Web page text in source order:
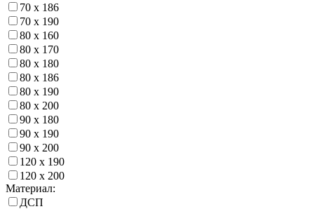
70 х 186
70 х 190
80 х 160
80 х 170
80 х 180
80 х 186
80 х 190
80 х 200
90 х 180
90 х 190
90 х 200
120 х 190
120 х 200
Материал:
ДСП